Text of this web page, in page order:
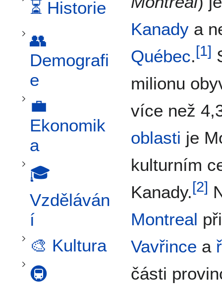
⏳ Historie
👥
Demografi
e
💼
Ekonomik
a
Přepnout podsekci 💼 Ekonomika
🎓
Vzděláván
í
Přepnout podsekci 🎓 Vzdělávání
🎨 Kultura
Přepnout podsekci 🎨 Kultura
🚇
Přepnout podsekci 🚇 Doprava
Kanady a
Québec. [1]
milionu
více než
oblasti je
kulturním
Kanady. [2]
Montreal
Vavřince a
části